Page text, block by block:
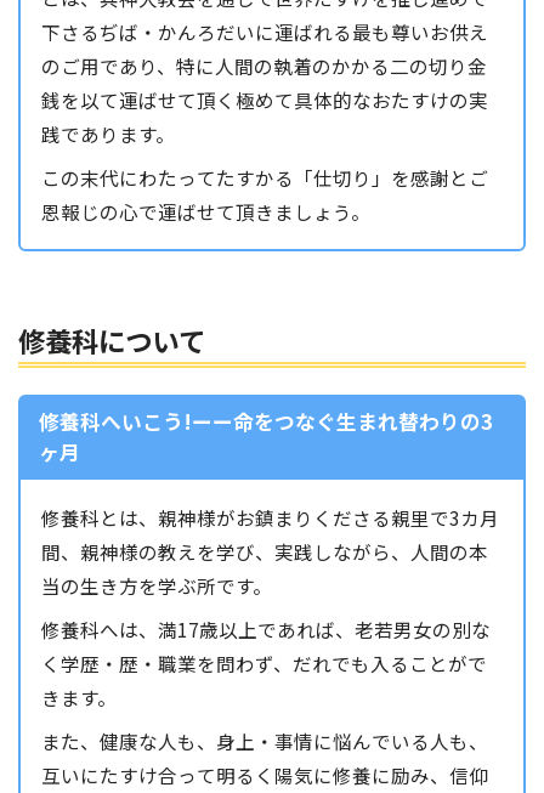
下さるぢば・かんろだいに運ばれる最も尊いお供え
のご用であり、特に人間の執着のかかる二の切り金
銭を以て運ばせて頂く極めて具体的なおたすけの実
践であります。
この末代にわたってたすかる「仕切り」を感謝とご
恩報じの心で運ばせて頂きましょう。
修養科について
修養科へいこう!ーー命をつなぐ生まれ替わりの3
ヶ月
修養科とは、親神様がお鎮まりくださる親里で3カ月
間、親神様の教えを学び、実践しながら、人間の本
当の生き方を学ぶ所です。
修養科へは、満17歳以上であれば、老若男女の別な
く学歴・歴・職業を問わず、だれでも入ることがで
きます。
また、健康な人も、身上・事情に悩んでいる人も、
互いにたすけ合って明るく陽気に修養に励み、信仰